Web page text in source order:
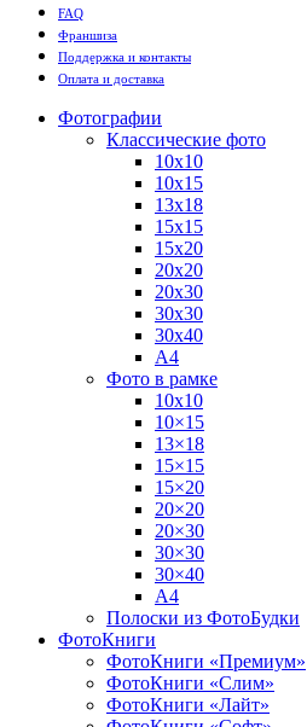
FAQ
Франшиза
Поддержка и контакты
Оплата и доставка
Фотографии
Классические фото
10х10
10х15
13х18
15х15
15х20
20х20
20х30
30х30
30х40
А4
Фото в рамке
10х10
10×15
13×18
15×15
15×20
20×20
20×30
30×30
30×40
A4
Полоски из ФотоБудки
ФотоКниги
ФотоКниги «Премиум»
ФотоКниги «Слим»
ФотоКниги «Лайт»